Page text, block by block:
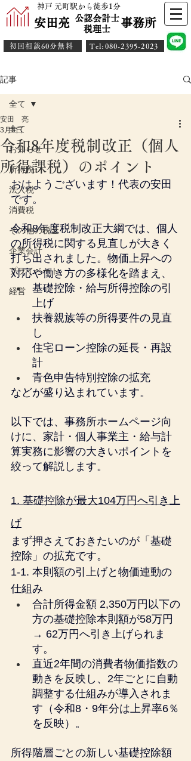
神戸 元町駅から徒歩1分
安田亮 事務所
公認会計士
​税理士
初回相談60分無料 ​Tel:080-2395-2023
記事
全て
お知らせ
所得税
法人税
消費税
その他の税金
企業会計
プライベート
経営
全て
令和8年度税制改正（個人
所得課税）のポイント
安田 亮
3月5日
おはようございます！代表の安田
です。
令和8年度税制改正大綱では、個人
の所得税に関する見直しが大きく
打ち出されました。物価上昇への
対応や働き方の多様化を踏まえ、
基礎控除・給与所得控除の引
上げ
扶養親族等の所得要件の見直
し
住宅ローン控除の延長・再設
計
青色申告特別控除の拡充
などが盛り込まれています。
以下では、事務所ホームページ向
けに、家計・個人事業主・給与計
算実務に影響の大きいポイントを
絞って解説します。
1. 基礎控除が最大104万円へ引き上
げ
まず押さえておきたいのが「基礎
控除」の拡充です。
1-1. 本則額の引上げと物価連動の
仕組み
合計所得金額 2,350万円以下の
方の基礎控除本則額が58万円
→ 62万円へ引き上げられま
す。
直近2年間の消費者物価指数の
動きを反映し、2年ごとに自動
調整する仕組みが導入されま
す（令和8・9年分は上昇率6％
を反映）。
所得階層ごとの新しい基礎控除額